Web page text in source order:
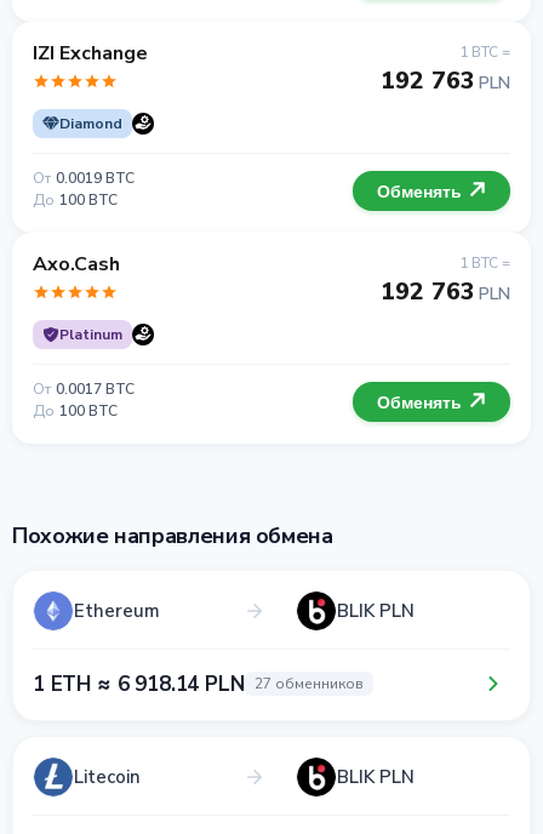
IZI Exchange
Diamond
1 BTC =
192 763 PLN
От 0.0019 BTC
До 100 BTC Обменять
Axo.Cash
Platinum
1 BTC =
192 763 PLN
От 0.0017 BTC
До 100 BTC Обменять
Похожие направления обмена
Ethereum BLIK PLN
1 ETH ≈ 6 918.14 PLN 27 обменников
Litecoin BLIK PLN